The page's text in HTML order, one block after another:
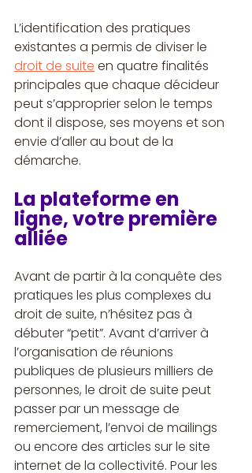
L’identification des pratiques
existantes a permis de diviser le
droit de suite en quatre finalités
principales que chaque décideur
peut s’approprier selon le temps
dont il dispose, ses moyens et son
envie d’aller au bout de la
démarche.
La plateforme en
ligne, votre première
alliée
Avant de partir à la conquête des
pratiques les plus complexes du
droit de suite, n’hésitez pas à
débuter “petit”. Avant d’arriver à
l’organisation de réunions
publiques de plusieurs milliers de
personnes, le droit de suite peut
passer par un message de
remerciement, l’envoi de mailings
ou encore des articles sur le site
internet de la collectivité. Pour les